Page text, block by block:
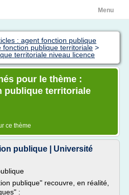
Menu
: agent fonction publique
fonction publique territoriale >
territoriale niveau licence
pour le thème :
publique territoriale
ce thème
publique | Université
publique" recouvre, en réalité,
: